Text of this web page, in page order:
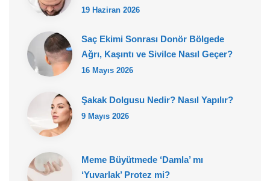
19 Haziran 2026
Saç Ekimi Sonrası Donör Bölgede
Ağrı, Kaşıntı ve Sivilce Nasıl Geçer?
16 Mayıs 2026
Şakak Dolgusu Nedir? Nasıl Yapılır?
9 Mayıs 2026
Meme Büyütmede ‘Damla’ mı
‘Yuvarlak’ Protez mi?